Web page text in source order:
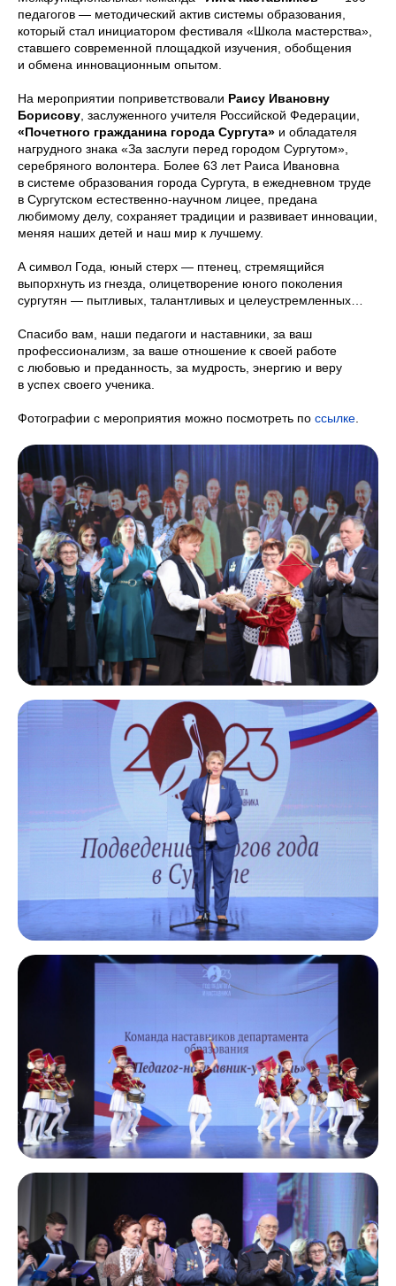
педагогов — методический актив системы образования,
который стал инициатором фестиваля «Школа мастерства»,
ставшего современной площадкой изучения, обобщения
и обмена инновационным опытом.
На мероприятии поприветствовали Раису Ивановну
Борисову, заслуженного учителя Российской Федерации,
«Почетного гражданина города Сургута» и обладателя
нагрудного знака «За заслуги перед городом Сургутом»,
серебряного волонтера. Более 63 лет Раиса Ивановна
в системе образования города Сургута, в ежедневном труде
в Сургутском естественно-научном лицее, предана
любимому делу, сохраняет традиции и развивает инновации,
меняя наших детей и наш мир к лучшему.
А символ Года, юный стерх — птенец, стремящийся
выпорхнуть из гнезда, олицетворение юного поколения
сургутян — пытливых, талантливых и целеустремленных…
Спасибо вам, наши педагоги и наставники, за ваш
профессионализм, за ваше отношение к своей работе
с любовью и преданность, за мудрость, энергию и веру
в успех своего ученика.
Фотографии с мероприятия можно посмотреть по ссылке.